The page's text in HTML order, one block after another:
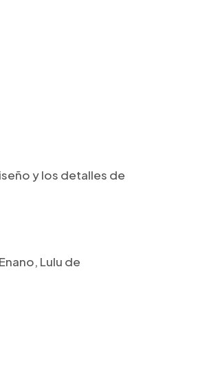
y los detalles de
Lulu de